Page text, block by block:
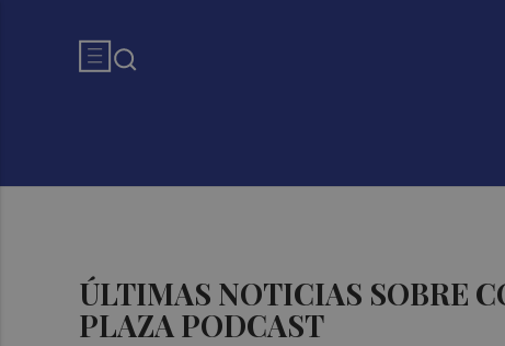
ÚLTIMAS NOTICIAS SOBRE
PLAZA PODCAST